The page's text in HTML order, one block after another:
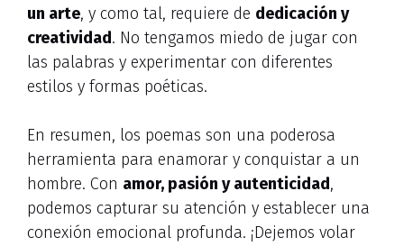
un arte, y como tal, requiere de dedicación y
creatividad. No tengamos miedo de jugar con
las palabras y experimentar con diferentes
estilos y formas poéticas.
En resumen, los poemas son una poderosa
herramienta para enamorar y conquistar a un
hombre. Con amor, pasión y autenticidad,
podemos capturar su atención y establecer una
conexión emocional profunda. ¡Dejemos volar